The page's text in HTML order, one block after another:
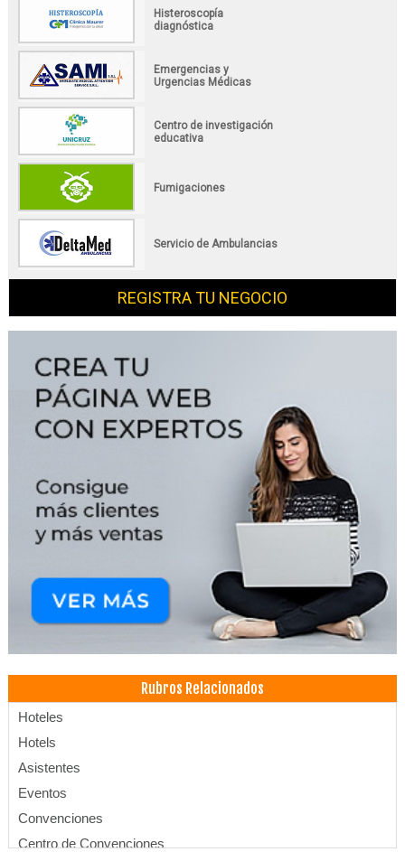
Histeroscopía
diagnóstica
Emergencias y
Urgencias Médicas
Centro de investigación
educativa
Fumigaciones
Servicio de Ambulancias
REGISTRA TU NEGOCIO
Rubros Relacionados
Hoteles
Hotels
Asistentes
Eventos
Convenciones
Centro de Convenciones